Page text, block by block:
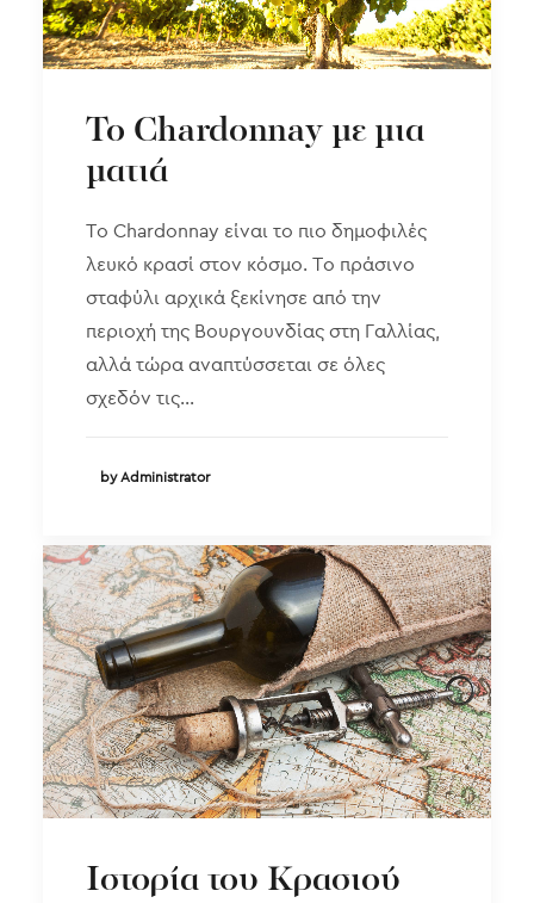
Το Chardonnay με μια
ματιά
Το Chardonnay είναι το πιο δημοφιλές
λευκό κρασί στον κόσμο. Το πράσινο
σταφύλι αρχικά ξεκίνησε από την
περιοχή της Βουργουνδίας στη Γαλλίας,
αλλά τώρα αναπτύσσεται σε όλες
σχεδόν τις…
by Administrator
Ιστορία του Κρασιού